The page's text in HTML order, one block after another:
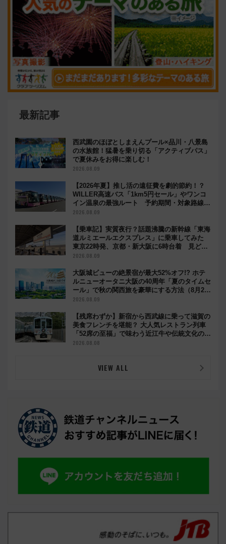
最新記事
西武園のほぼとしまえんプール×品川・八景島
の水族館！猛暑を乗り切る「アクティブパス」
で夏休みをお得に楽しむ！
2026.08.09
【2026年夏】推し活の遠征費を劇的節約！？
WILLER高速バス「1km5円セール」やワンコ
イン温泉の最強ルート 予約期間・対象路線ま
とめ
2026.08.09
【乗車記】実質夜行？話題沸騰の新幹線「東海
道ルミエールエクスプレス」に乗車してみた
東京22時発、京都・新大阪に6時台着 見どこ
ろは岐阜羽島の素晴らし過ぎる朝
2026.08.09
大阪城ビューの絶景宿が最大52%オフ!? ホテ
ルニューオータニ大阪の40周年「夏のタイムセ
ール」で秋の関西旅を豪華にする方法（8月20
日まで！）
2026.08.09
【残席わずか】新宿から西武線に乗って滋賀の
美食フレンチを堪能？ 大人気レストラン列車
「52席の至福」で味わう近江牛や伝統文化の特
別コラボ
2026.08.08
VIEW ALL